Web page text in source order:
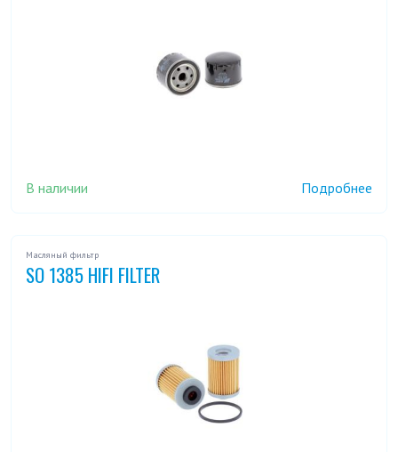
В наличии Подробнее
Масляный фильтр
SO 1385 HIFI FILTER